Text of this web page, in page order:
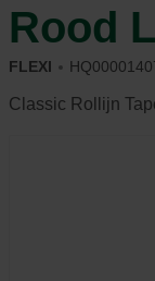
Rood
FLEXI
Classic Rollijn